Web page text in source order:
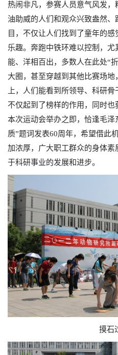
热闹非凡，参赛人员意气风发
油助威的人们和观众兴致盎然
目，不仅让人们找到了童年的
乐趣。奔跑中铁环难以控制，
能、洋相百出，多数人在此处“
大圈，甚至穿越到其他比赛场
上，人们能看到所领导、科研
不仅起到了榜样的作用，同时也
本次运动会举办之即，恰逢毛
质”题词发表60周年，希望借此
加浓厚，广大职工群众的身体素
于科研事业的发展和进步。
摸石